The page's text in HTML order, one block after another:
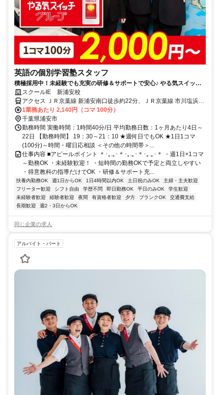
英語の個別学習塾スタッフ
積極採用中！未経験でも充実の研修＆サポートで安心♪ やる気スイッチ
で小中高生との1対1または1対2の個別指導！
スクールIE 新浦安校
アクセス ＪＲ京葉線 新浦安南口徒歩約22分、ＪＲ京葉線 市川塩浜北
口徒歩約46分、ＪＲ武蔵野線 市川塩浜北口徒歩約46分
1業務あたり 2,140円（コマ 100分）
千葉県浦安市
勤務時間 実働時間：1時間40分/日 平均勤務日数：1ヶ月あたり4日～
22日 【勤務時間】 19：30～21：10 ★週何日でもOK ★1日1コマ
(100分)～時間・曜日応相談 ＜その他の時間帯＞...
仕事内容 ■アピールポイント ＊･｡.｡･＊･｡.｡･＊･｡.｡･＊ ・週1日×1コマ
～勤務OK ・未経験歓迎！ ・短時間の勤務OKで予定と両立しやすい
・得意教科の指導だけでOK ・研修＆サポート充...
扶養内勤務OK 週1日からOK 1日4時間以内OK 土日祝のみOK
主婦・主夫歓迎
フリーター歓迎
シフト自由 学歴不問 即日勤務OK 平日のみOK
学生歓迎
未経験者歓迎
経験者歓迎 夜間 有資格者歓迎 夕方 ブランクOK
交通費支給
長期歓迎
週2・3日からOK
同じ企業の求人
アルバイト・パート